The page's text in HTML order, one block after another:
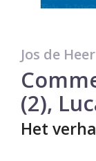
Jos de Heer
(2),
Het